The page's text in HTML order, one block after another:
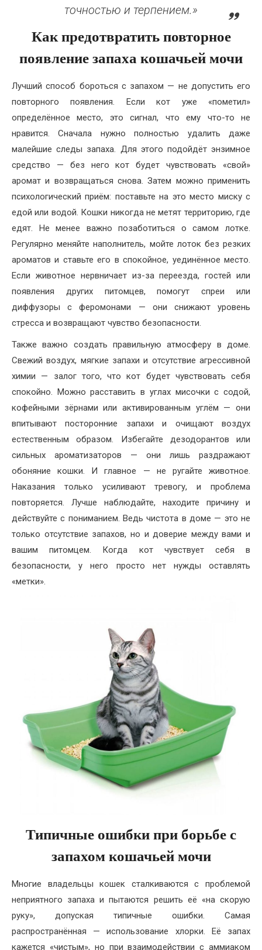
точностью и терпением.»
Как предотвратить повторное
появление запаха кошачьей мочи
Лучший способ бороться с запахом — не допустить его
повторного появления. Если кот уже «пометил»
определённое место, это сигнал, что ему что-то не
нравится. Сначала нужно полностью удалить даже
малейшие следы запаха. Для этого подойдёт энзимное
средство — без него кот будет чувствовать «свой»
аромат и возвращаться снова. Затем можно применить
психологический приём: поставьте на это место миску с
едой или водой. Кошки никогда не метят территорию, где
едят. Не менее важно позаботиться о самом лотке.
Регулярно меняйте наполнитель, мойте лоток без резких
ароматов и ставьте его в спокойное, уединённое место.
Если животное нервничает из-за переезда, гостей или
появления других питомцев, помогут спреи или
диффузоры с феромонами — они снижают уровень
стресса и возвращают чувство безопасности.
Также важно создать правильную атмосферу в доме.
Свежий воздух, мягкие запахи и отсутствие агрессивной
химии — залог того, что кот будет чувствовать себя
спокойно. Можно расставить в углах мисочки с содой,
кофейными зёрнами или активированным углём — они
впитывают посторонние запахи и очищают воздух
естественным образом. Избегайте дезодорантов или
сильных ароматизаторов — они лишь раздражают
обоняние кошки. И главное — не ругайте животное.
Наказания только усиливают тревогу, и проблема
повторяется. Лучше наблюдайте, находите причину и
действуйте с пониманием. Ведь чистота в доме — это не
только отсутствие запахов, но и доверие между вами и
вашим питомцем. Когда кот чувствует себя в
безопасности, у него просто нет нужды оставлять
«метки».
Типичные ошибки при борьбе с
запахом кошачьей мочи
Многие владельцы кошек сталкиваются с проблемой
неприятного запаха и пытаются решить её «на скорую
руку», допуская типичные ошибки. Самая
распространённая — использование хлорки. Её запах
кажется «чистым», но при взаимодействии с аммиаком